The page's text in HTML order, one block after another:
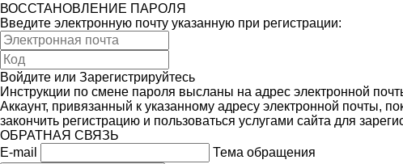
ВОССТАНОВЛЕНИЕ ПАРОЛЯ
Введите электронную почту указанную при регистрации:
Войдите или Зарегистрируйтесь
Инструкции по смене пароля высланы на адрес электронной
Аккаунт, привязанный к указанному адресу электронной почты,
закончить регистрацию и пользоваться услугами сайта для
ОБРАТНАЯ СВЯЗЬ
E-mail
Тема обращения